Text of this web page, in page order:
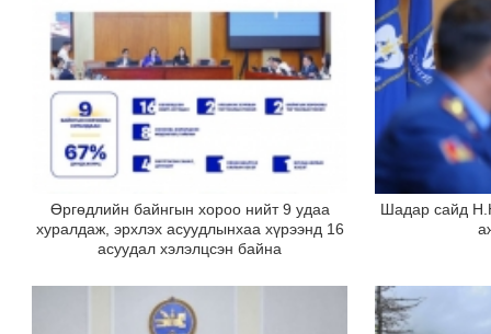
Өргөдлийн байнгын хороо нийт 9 удаа
хуралдаж, эрхлэх асуудлынхаа хүрээнд 16
асуудал хэлэлцсэн байна
Шадар сайд